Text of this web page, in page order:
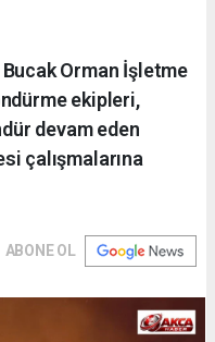
Orman İşletme
ekipleri,
devam eden
çalışmalarına
ABONE OL